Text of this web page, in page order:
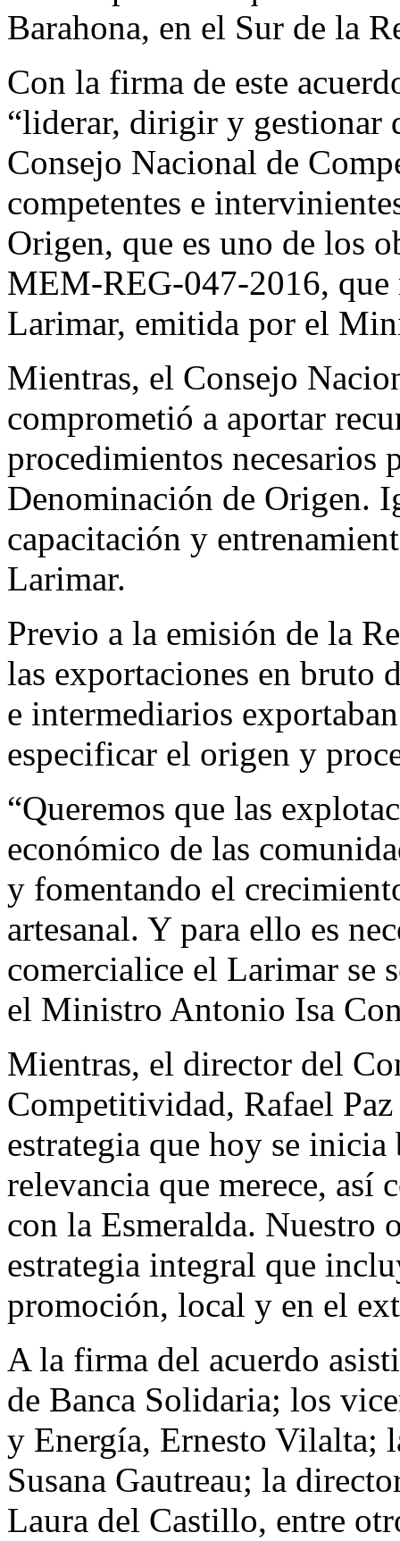
Barahona, en el Sur de la
Con la firma de este
“liderar, dirigir y gestionar
Consejo Nacional de
competentes e
Origen, que es uno de los
MEM-REG-047-2016, que
Larimar, emitida por el
Mientras, el Consejo
comprometió a aportar
procedimientos necesarios
Denominación de Origen.
capacitación y
Larimar.
Previo a la emisión de la
las exportaciones en bruto
e intermediarios
especificar el origen y
“Queremos que las
económico de las
y fomentando el
artesanal. Y para ello es
comercialice el Larimar se
el Ministro Antonio Isa
Mientras, el director del
Competitividad, Rafael
estrategia que hoy se
relevancia que merece,
con la Esmeralda. Nuestro
estrategia integral que
promoción, local y en el
A la firma del acuerdo
de Banca Solidaria; los
y Energía, Ernesto Vilalta;
Susana Gautreau; la
Laura del Castillo, entre